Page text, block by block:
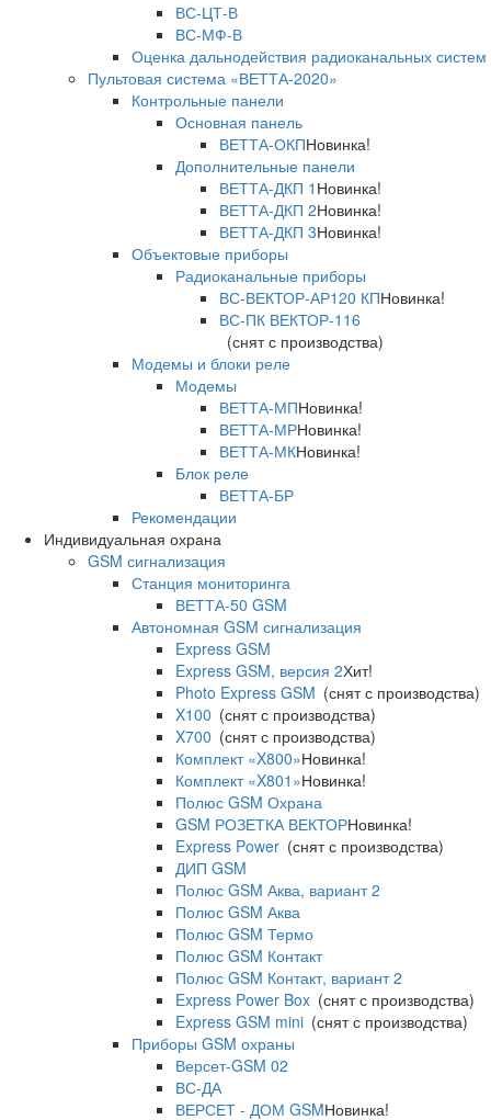
ВС-ЦТ-В
ВС-МФ-В
Оценка дальнодействия радиоканальных систем
Пультовая система «ВЕТТА-2020»
Контрольные панели
Основная панель
ВЕТТА-ОКПНовинка!
Дополнительные панели
ВЕТТА-ДКП 1 Новинка!
ВЕТТА-ДКП 2Новинка!
ВЕТТА-ДКП 3Новинка!
Объектовые приборы
Радиоканальные приборы
ВС-ВЕКТОР-АР120 КПНовинка!
ВС-ПК ВЕКТОР-116
(снят с производства)
Модемы и блоки реле
Модемы
ВЕТТА-МПНовинка!
ВЕТТА-МРНовинка!
ВЕТТА-МКНовинка!
Блок реле
ВЕТТА-БР
Рекомендации
Индивидуальная охрана
GSM сигнализация
Станция мониторинга
ВЕТТА-50 GSM
Автономная GSM сигнализация
Express GSM
Express GSM, версия 2Хит!
Photo Express GSM (снят с производства)
X100 (снят с производства)
X700 (снят с производства)
Комплект «X800»Новинка!
Комплект «X801»Новинка!
Полюс GSM Охрана
GSM РОЗЕТКА ВЕКТОРНовинка!
Express Power (снят с производства)
ДИП GSM
Полюс GSM Аква, вариант 2
Полюс GSM Аква
Полюс GSM Термо
Полюс GSM Контакт
Полюс GSM Контакт, вариант 2
Express Power Box (снят с производства)
Express GSM mini (снят с производства)
Приборы GSM охраны
Версет-GSM 02
ВС-ДА
ВЕРСЕТ - ДОМ GSMНовинка!